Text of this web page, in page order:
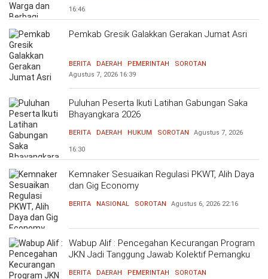
16:46
Pemkab Gresik Galakkan Gerakan Jumat Asri
BERITA DAERAH PEMERINTAH
SOROTAN
Agustus 7, 2026 16:39
Puluhan Peserta Ikuti Latihan Gabungan Saka
Bhayangkara 2026
BERITA DAERAH HUKUM SOROTAN Agustus 7, 2026
16:30
Kemnaker Sesuaikan Regulasi PKWT, Alih Daya
dan Gig Economy
BERITA NASIONAL SOROTAN Agustus 6, 2026 22:16
Wabup Alif : Pencegahan Kecurangan Program
JKN Jadi Tanggung Jawab Kolektif Pemangku
BERITA DAERAH PEMERINTAH
SOROTAN